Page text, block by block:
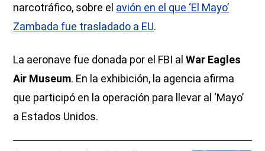
narcotráfico, sobre el avión en el que ‘El Mayo’
Zambada fue trasladado a EU.
La aeronave fue donada por el FBI alWar Eagles
Air Museum. En la exhibición, la agencia afirma
que participó en la operación para llevar al ‘Mayo’
a Estados Unidos.